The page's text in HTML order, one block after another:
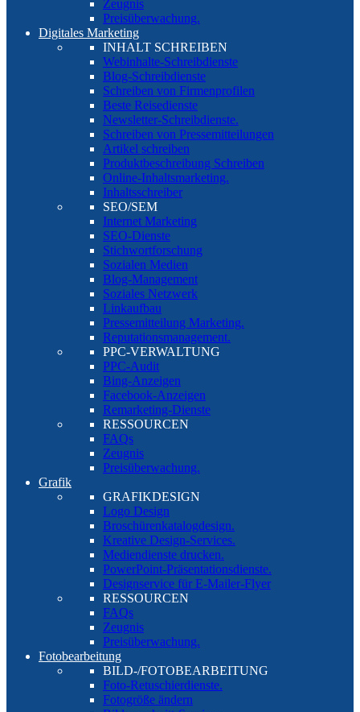
Zeugnis
Preisüberwachung.
Digitales Marketing
INHALT SCHREIBEN
Webinhalte-Schreibdienste
Blog-Schreibdienste
Schreiben von Firmenprofilen
Beste Reisedienste
Newsletter-Schreibdienste.
Schreiben von Pressemitteilungen
Artikel schreiben
Produktbeschreibung Schreiben
Online-Inhaltsmarketing.
Inhaltsschreiber
SEO/SEM
Internet Marketing
SEO-Dienste
Stichwortforschung
Sozialen Medien
Blog-Management
Soziales Netzwerk
Linkaufbau
Pressemitteilung Marketing.
Reputationsmanagement.
PPC-VERWALTUNG
PPC-Audit
Bing-Anzeigen
Facebook-Anzeigen
Remarketing-Dienste
RESSOURCEN
FAQs
Zeugnis
Preisüberwachung.
Grafik
GRAFIKDESIGN
Logo Design
Broschürenkatalogdesign.
Kreative Design-Services.
Mediendienste drucken.
PowerPoint-Präsentationsdienste.
Designservice für E-Mailer-Flyer
RESSOURCEN
FAQs
Zeugnis
Preisüberwachung.
Fotobearbeitung
BILD-/FOTOBEARBEITUNG
Foto-Retuschierdienste.
Fotogröße ändern